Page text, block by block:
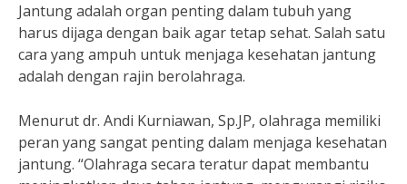
Jantung adalah organ penting dalam tubuh yang
harus dijaga dengan baik agar tetap sehat. Salah satu
cara yang ampuh untuk menjaga kesehatan jantung
adalah dengan rajin berolahraga.
Menurut dr. Andi Kurniawan, Sp.JP, olahraga memiliki
peran yang sangat penting dalam menjaga kesehatan
jantung. “Olahraga secara teratur dapat membantu